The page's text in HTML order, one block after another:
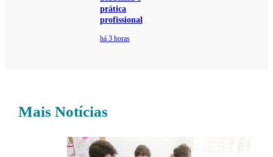
prática
profissional
há 3 horas
Mais Notícias